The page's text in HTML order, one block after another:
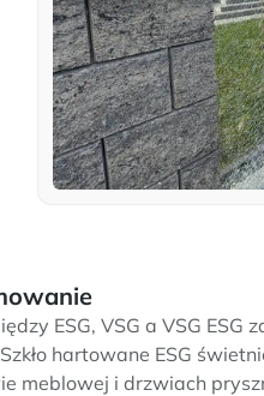
ESG, VSG a VSG ESG
hartowane ESG
meblowej i drzwiach